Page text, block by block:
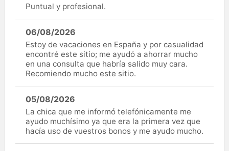
Puntual y profesional.
06/08/2026
Estoy de vacaciones en España y por casualidad
encontré este sitio; me ayudó a ahorrar mucho
en una consulta que habría salido muy cara.
Recomiendo mucho este sitio.
05/08/2026
La chica que me informó telefónicamente me
ayudo muchísimo ya que era la primera vez que
hacía uso de vuestros bonos y me ayudo mucho.